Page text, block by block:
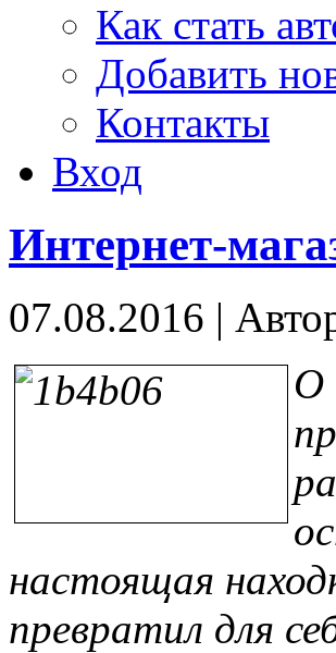
Как стать
Добавить
Контакты
Вход
Интернет-
07.08.2016 |
О
настоящая
превратил для